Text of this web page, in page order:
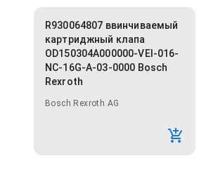
R930064807 ввинчиваемый
картриджный клапа
OD150304A000000-VEI-016-
NC-16G-A-03-0000 Bosch
Rexroth
Bosch Rexroth AG